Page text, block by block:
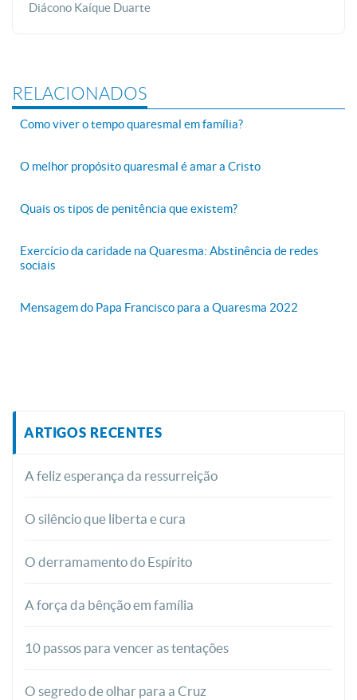
Diácono Kaíque Duarte
RELACIONADOS
Como viver o tempo quaresmal em família?
O melhor propósito quaresmal é amar a Cristo
Quais os tipos de penitência que existem?
Exercício da caridade na Quaresma: Abstinência de redes
sociais
Mensagem do Papa Francisco para a Quaresma 2022
ARTIGOS RECENTES
A feliz esperança da ressurreição
O silêncio que liberta e cura
O derramamento do Espírito
A força da bênção em família
10 passos para vencer as tentações
O segredo de olhar para a Cruz